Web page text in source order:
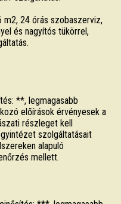
24 órás szobaszerviz,
és nagyítós tükörrel,
**, legmagasabb
előírások érvényesek a
részleget kell
szolgáltatásait
alapuló
mellett.